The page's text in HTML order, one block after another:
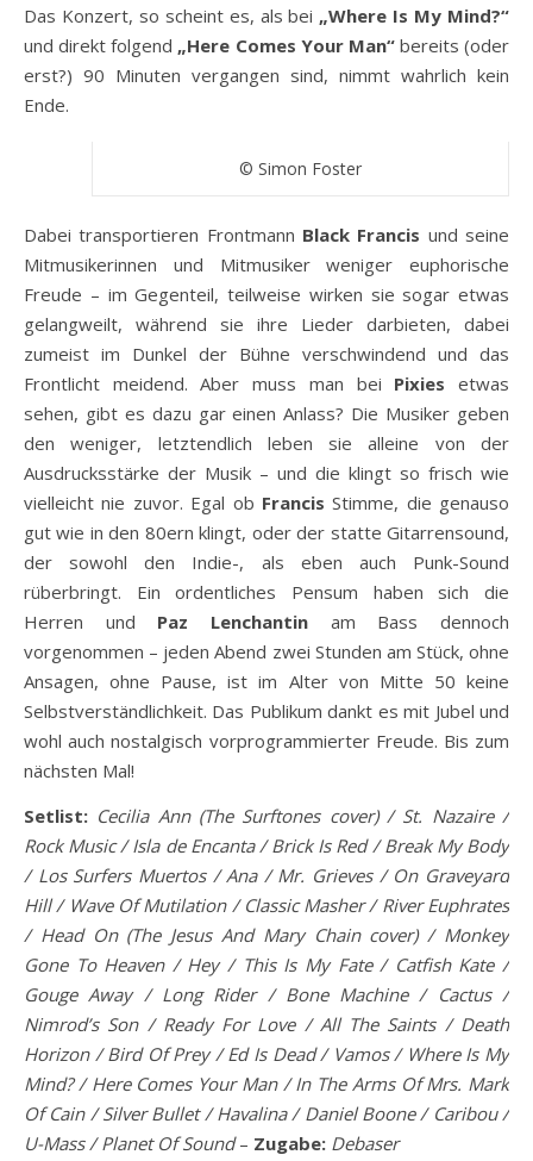
Das Konzert, so scheint es, als bei „Where Is My Mind?“
und direkt folgend „Here Comes Your Man“bereits (oder
erst?) 90 Minuten vergangen sind, nimmt wahrlich kein
Ende.
© Simon Foster
Dabei transportieren Frontmann Black Francis und seine
Mitmusikerinnen und Mitmusiker weniger euphorische
Freude – im Gegenteil, teilweise wirken sie sogar etwas
gelangweilt, während sie ihre Lieder darbieten, dabei
zumeist im Dunkel der Bühne verschwindend und das
Frontlicht meidend. Aber muss man bei Pixies etwas
sehen, gibt es dazu gar einen Anlass? Die Musiker geben
den weniger, letztendlich leben sie alleine von der
Ausdrucksstärke der Musik – und die klingt so frisch wie
vielleicht nie zuvor. Egal ob Francis Stimme, die genauso
gut wie in den 80ern klingt, oder der statte Gitarrensound,
der sowohl den Indie-, als eben auch Punk-Sound
rüberbringt. Ein ordentliches Pensum haben sich die
Herren und Paz Lenchantin am Bass dennoch
vorgenommen – jeden Abend zwei Stunden am Stück, ohne
Ansagen, ohne Pause, ist im Alter von Mitte 50 keine
Selbstverständlichkeit. Das Publikum dankt es mit Jubel und
wohl auch nostalgisch vorprogrammierter Freude. Bis zum
nächsten Mal!
Setlist: Cecilia Ann (The Surftones cover) / St. Nazaire /
Rock Music / Isla de Encanta / Brick Is Red / Break My Body
/ Los Surfers Muertos / Ana / Mr. Grieves / On Graveyard
Hill / Wave Of Mutilation / Classic Masher / River Euphrates
/ Head On (The Jesus And Mary Chain cover) / Monkey
Gone To Heaven / Hey / This Is My Fate / Catfish Kate /
Gouge Away / Long Rider / Bone Machine / Cactus /
Nimrod’s Son / Ready For Love / All The Saints / Death
Horizon / Bird Of Prey / Ed Is Dead / Vamos / Where Is My
Mind? / Here Comes Your Man / In The Arms Of Mrs. Mark
Of Cain / Silver Bullet / Havalina / Daniel Boone / Caribou /
U-Mass / Planet Of Sound– Zugabe: Debaser